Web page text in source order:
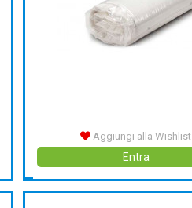
Aggiungi alla Wishlist
Entra